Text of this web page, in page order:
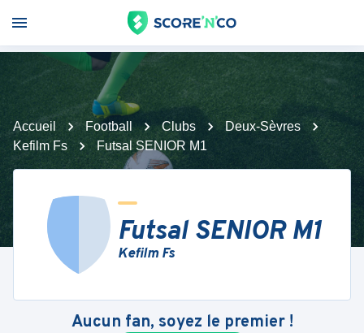
Accueil Football Clubs
Deux-Sèvres
Kefilm Fs
Futsal SENIOR M1
Futsal SENIOR M1
Kefilm Fs
Aucun fan, soyez le premier !